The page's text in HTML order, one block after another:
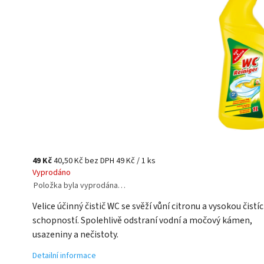
49 Kč40,50 Kč bez DPH 49 Kč / 1 ks
Vyprodáno
Položka byla vyprodána…
Velice účinný čistič WC se svěží vůní citronu a vysokou
schopností. Spolehlivě odstraní vodní a močový kámen,
usazeniny a nečistoty.
Detailní informace